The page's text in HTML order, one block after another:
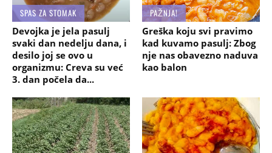
SPAS ZA STOMAK
Devojka je jela pasulj
svaki dan nedelju dana, i
desilo joj se ovo u
organizmu: Creva su već
3. dan počela da...
PAŽNJA!
Greška koju svi pravimo
kad kuvamo pasulj: Zbog
nje nas obavezno naduva
kao balon